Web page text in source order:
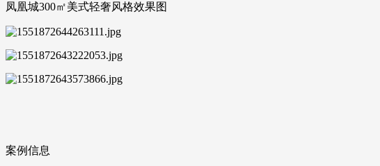
凤凰城300㎡美式轻奢风格效果图
案例信息